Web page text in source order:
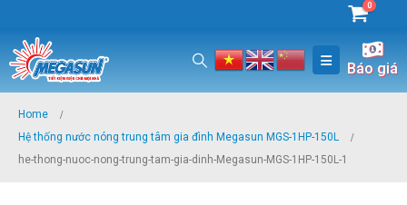
0
Báo giá
Home
Hệ thống nước nóng trung tâm gia đình Megasun MGS-1HP-150L
he-thong-nuoc-nong-trung-tam-gia-dinh-Megasun-MGS-1HP-150L-1